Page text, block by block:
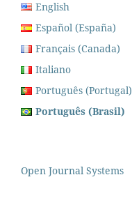
English
Español (España)
Français (Canada)
Italiano
Português (Portugal)
Português (Brasil)
Open Journal Systems